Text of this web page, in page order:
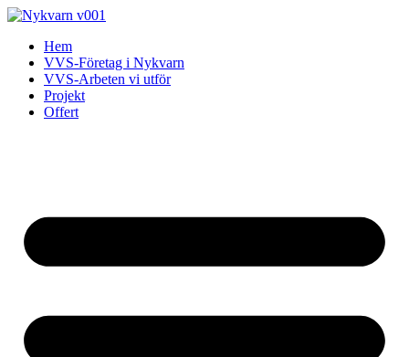
Skip
contentHem
VVS-Företag i Nykvarn
VVS-Arbeten vi utför
Projekt
Offert